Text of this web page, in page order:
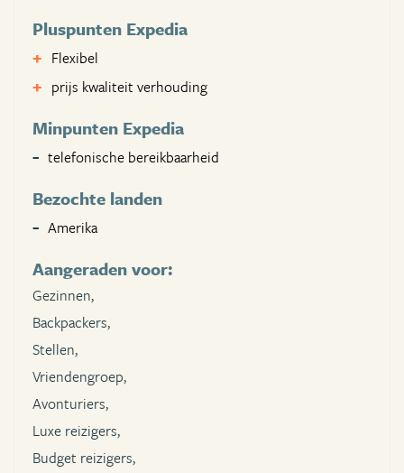
Pluspunten Expedia
Flexibel
prijs kwaliteit verhouding
Minpunten Expedia
telefonische bereikbaarheid
Bezochte landen
Amerika
Aangeraden voor:
Gezinnen,
Backpackers,
Stellen,
Vriendengroep,
Avonturiers,
Luxe reizigers,
Budget reizigers,